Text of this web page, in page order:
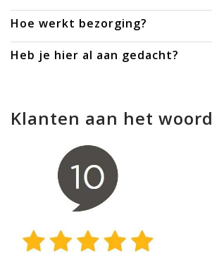
Hoe werkt bezorging?
Heb je hier al aan gedacht?
Klanten aan het woord